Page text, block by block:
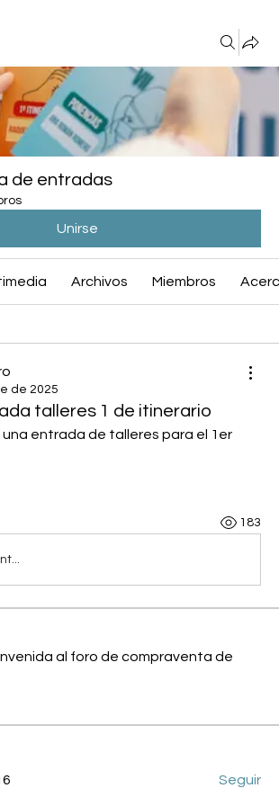
de entradas
Unirse
Archivos Miembros
de 2025
talleres 1 de itinerario
una entrada de talleres para el 1er
183
al foro de compraventa de
Seguir